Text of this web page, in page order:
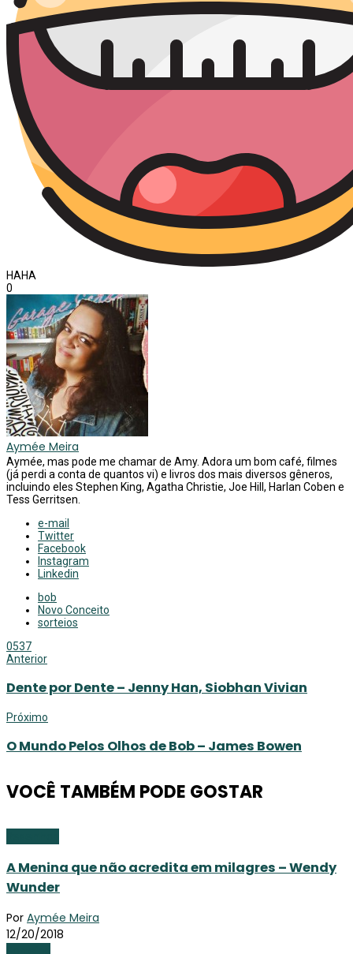
HAHA
0
Aymée Meira
Aymée, mas pode me chamar de Amy. Adora um bom café, filmes
(já perdi a conta de quantos vi) e livros dos mais diversos gêneros,
incluindo eles Stephen King, Agatha Christie, Joe Hill, Harlan Coben e
Tess Gerritsen.
e-mail
Twitter
Facebook
Instagram
Linkedin
bob
Novo Conceito
sorteios
0537
Anterior
Dente por Dente – Jenny Han, Siobhan Vivian
Próximo
O Mundo Pelos Olhos de Bob – James Bowen
VOCÊ TAMBÉM PODE GOSTAR
A Menina que não acredita em milagres – Wendy
Wunder
Por Aymée Meira
12/20/2018